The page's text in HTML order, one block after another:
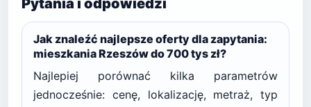
Pytania i odpowiedzi
Jak znaleźć najlepsze oferty dla zapytania:
mieszkania Rzeszów do 700 tys zł?
Najlepiej porównać kilka parametrów
jednocześnie: cenę, lokalizację, metraż, typ